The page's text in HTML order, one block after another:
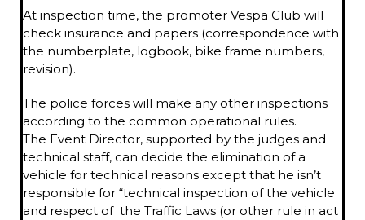
At inspection time, the promoter Vespa Club will
check insurance and papers (correspondence with
the numberplate, logbook, bike frame numbers,
revision).
The police forces will make any other inspections
according to the common operational rules.
The Event Director, supported by the judges and
technical staff, can decide the elimination of a
vehicle for technical reasons except that he isn’t
responsible for “technical inspection of the vehicle
and respect of the Traffic Laws (or other rule in act